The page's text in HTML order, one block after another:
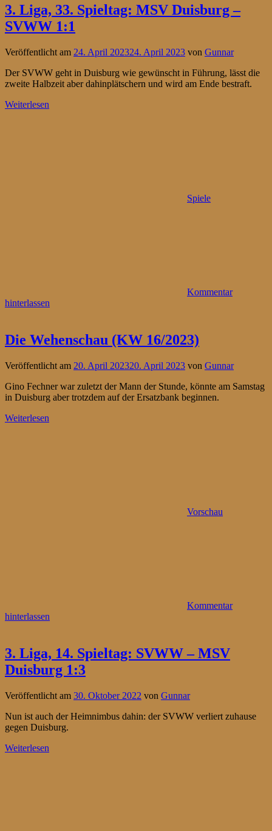
3. Liga, 33. Spieltag: MSV Duisburg –
SVWW 1:1
Veröffentlicht am 24. April 202324. April 2023 von Gunnar
Der SVWW geht in Duisburg wie gewünscht in Führung, lässt die
zweite Halbzeit aber dahinplätschern und wird am Ende bestraft.
Weiterlesen
Spiele
Kommentar
hinterlassen
Die Wehenschau (KW 16/2023)
Veröffentlicht am 20. April 202320. April 2023 von Gunnar
Gino Fechner war zuletzt der Mann der Stunde, könnte am Samstag
in Duisburg aber trotzdem auf der Ersatzbank beginnen.
Weiterlesen
Vorschau
Kommentar
hinterlassen
3. Liga, 14. Spieltag: SVWW – MSV
Duisburg 1:3
Veröffentlicht am 30. Oktober 2022 von Gunnar
Nun ist auch der Heimnimbus dahin: der SVWW verliert zuhause
gegen Duisburg.
Weiterlesen